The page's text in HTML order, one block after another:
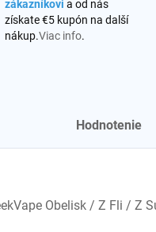
zákazníkovi a od nás
získate €5 kupón na další
nákup.Viac info.
Hodnotenie
Obelisk / Z Fli / Z